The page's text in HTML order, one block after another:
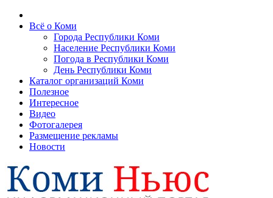
Всё о Коми
Города Республики Коми
Население Республики Коми
Погода в Республики Коми
День Республики Коми
Каталог организаций Коми
Полезное
Интересное
Видео
Фотогалерея
Размещение рекламы
Новости